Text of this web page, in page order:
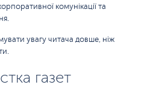
комунікації та
увагу читача довше, ніж
газет